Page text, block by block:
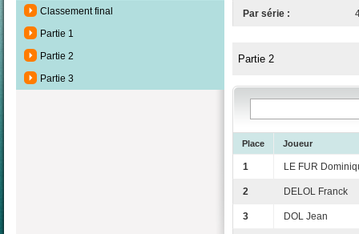
Classement final
Partie 1
Partie 2
Partie 3
Par série :
Partie 2
Place Joueur
1 LE FUR
2 DELOL Franck
3 DOL Jean